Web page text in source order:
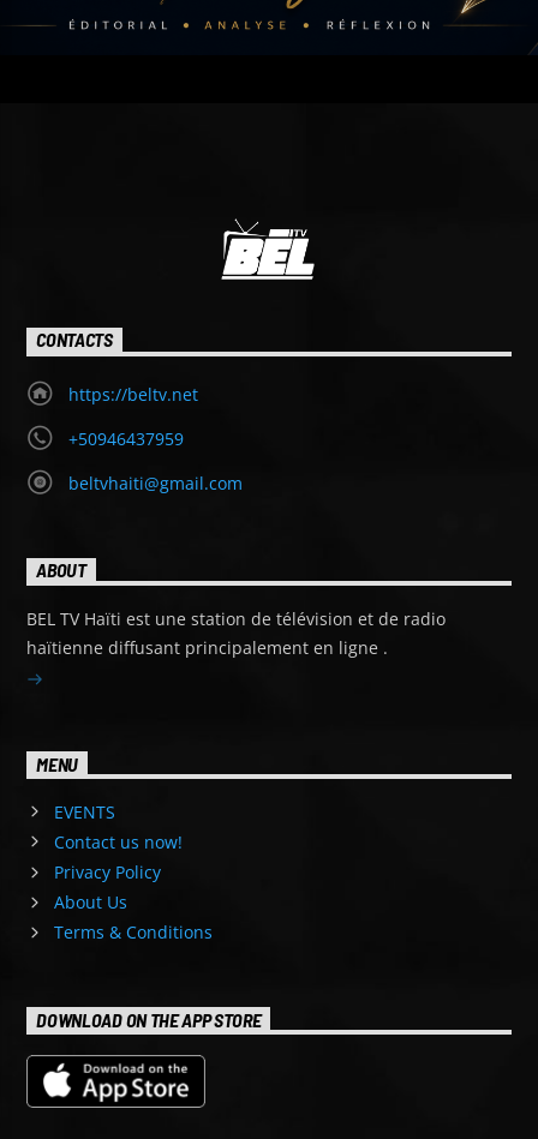
CONTACTS
https://beltv.net
+50946437959
beltvhaiti@gmail.com
ABOUT
BEL TV Haïti est une station de télévision et de radio
haïtienne diffusant principalement en ligne .
MENU
EVENTS
Contact us now!
Privacy Policy
About Us
Terms & Conditions
DOWNLOAD ON THE APP STORE